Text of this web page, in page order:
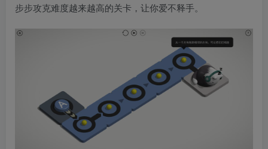
步步攻克难度越来越高的关卡，让你爱不释手。